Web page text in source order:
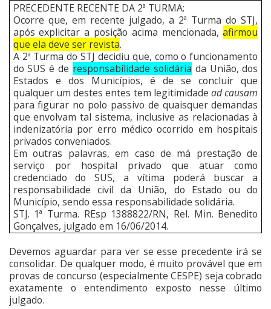
PRECEDENTE RECENTE DA 2ª TURMA:
Ocorre que, em recente julgado, a 2ª Turma do STJ,
após explicitar a posição acima mencionada,afirmou
que ela deve ser revista.
A 2ª Turma do STJ decidiu que, como o funcionamento
do SUS é de responsabilidade solidária da União, dos
Estados e dos Municípios, é de se concluir que
qualquer um destes entes tem legitimidadead causam
para figurar no polo passivo de quaisquer demandas
que envolvam tal sistema, inclusive as relacionadas à
indenizatória por erro médico ocorrido em hospitais
privados conveniados.
Em outras palavras, em caso de má prestação de
serviço por hospital privado que atuar como
credenciado do SUS, a vítima poderá buscar a
responsabilidade civil da União, do Estado ou do
Município, sendo essa responsabilidade solidária.
STJ. 1ª Turma. REsp 1388822/RN, Rel. Min. Benedito
Gonçalves, julgado em 16/06/2014.
Devemos aguardar para ver se esse precedente irá se
consolidar. De qualquer modo, é muito provável que em
provas de concurso (especialmente CESPE) seja cobrado
exatamente o entendimento exposto nesse último
julgado.